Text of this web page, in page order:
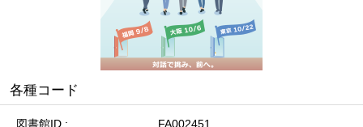
各種コード
図書館ID
FA002451